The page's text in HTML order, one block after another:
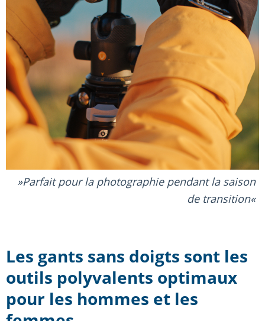
Parfait pour la photographie pendant la saison
de transition
Les gants sans doigts sont les
outils polyvalents optimaux
pour les hommes et les